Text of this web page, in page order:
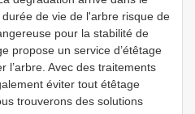
de vie de l'arbre risque de
pour la stabilité de
propose un service d’étêtage
l’arbre. Avec des traitements
éviter tout étêtage
trouverons des solutions